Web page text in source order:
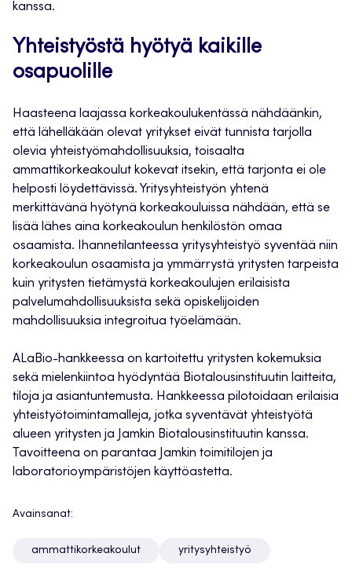
kanssa.
Yhteistyöstä hyötyä kaikille
osapuolille
Haasteena laajassa korkeakoulukentässä nähdäänkin,
että lähelläkään olevat yritykset eivät tunnista tarjolla
olevia yhteistyömahdollisuuksia, toisaalta
ammattikorkeakoulut kokevat itsekin, että tarjonta ei ole
helposti löydettävissä. Yritysyhteistyön yhtenä
merkittävänä hyötynä korkeakouluissa nähdään, että se
lisää lähes aina korkeakoulun henkilöstön omaa
osaamista. Ihannetilanteessa yritysyhteistyö syventää niin
korkeakoulun osaamista ja ymmärrystä yritysten tarpeista
kuin yritysten tietämystä korkeakoulujen erilaisista
palvelumahdollisuuksista sekä opiskelijoiden
mahdollisuuksia integroitua työelämään.
ALaBio-hankkeessa on kartoitettu yritysten kokemuksia
sekä mielenkiintoa hyödyntää Biotalousinstituutin laitteita,
tiloja ja asiantuntemusta. Hankkeessa pilotoidaan erilaisia
yhteistyötoimintamalleja, jotka syventävät yhteistyötä
alueen yritysten ja Jamkin Biotalousinstituutin kanssa.
Tavoitteena on parantaa Jamkin toimitilojen ja
laboratorioympäristöjen käyttöastetta.
Avainsanat:
ammattikorkeakoulut yritysyhteistyö